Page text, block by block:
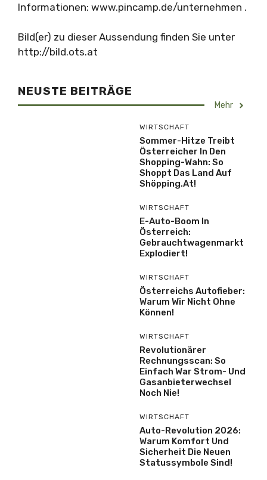
Informationen: www.pincamp.de/unternehmen .
Bild(er) zu dieser Aussendung finden Sie unter
http://bild.ots.at
NEUSTE BEITRÄGE
Mehr
WIRTSCHAFT
Sommer-Hitze Treibt
Österreicher In Den
Shopping-Wahn: So
Shoppt Das Land Auf
Shöpping.at!
WIRTSCHAFT
E-Auto-Boom In
Österreich:
Gebrauchtwagenmarkt
Explodiert!
WIRTSCHAFT
Österreichs Autofieber:
Warum Wir Nicht Ohne
Können!
WIRTSCHAFT
Revolutionärer
Rechnungsscan: So
Einfach War Strom- Und
Gasanbieterwechsel
Noch Nie!
WIRTSCHAFT
Auto-Revolution 2026:
Warum Komfort Und
Sicherheit Die Neuen
Statussymbole Sind!